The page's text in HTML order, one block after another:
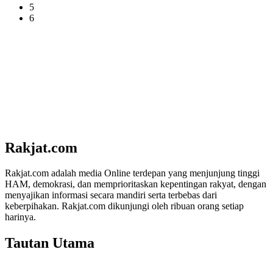
5
6
Rakjat.com
Rakjat.com adalah media Online terdepan yang menjunjung tinggi
HAM, demokrasi, dan memprioritaskan kepentingan rakyat, dengan
menyajikan informasi secara mandiri serta terbebas dari
keberpihakan. Rakjat.com dikunjungi oleh ribuan orang setiap
harinya.
Tautan Utama